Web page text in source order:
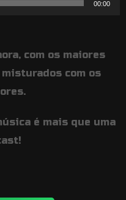
00:00
com os maiores
com os
é mais que uma